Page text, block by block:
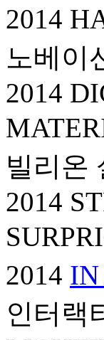
2014
노베이
2014
빌리온
2014
2014 IN
인터랙